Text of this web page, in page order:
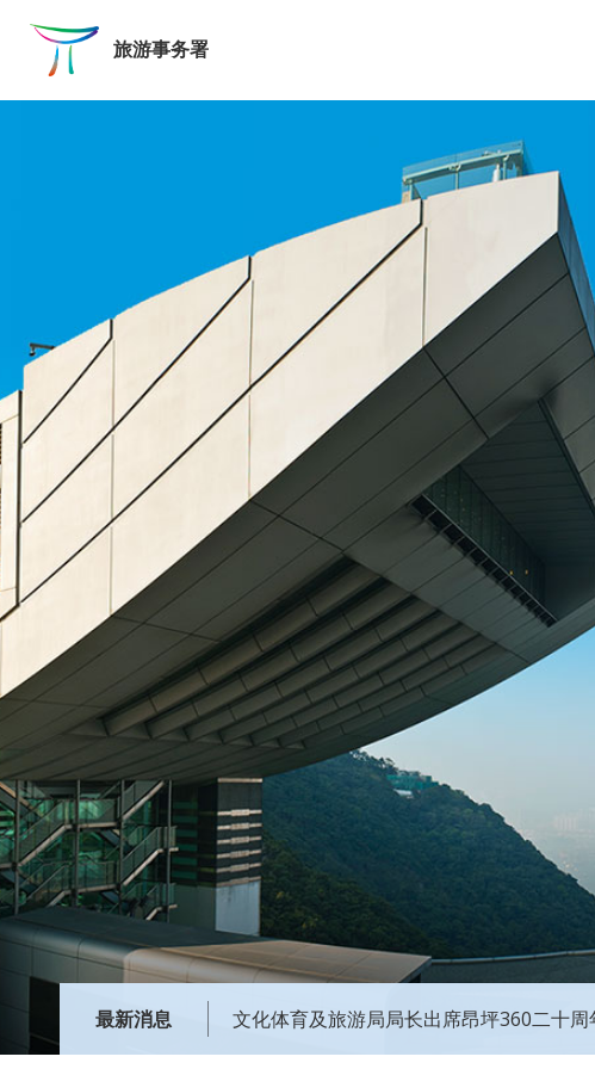
旅游事务署
最新消息 文化体育及旅游局局长出席昂坪360二十